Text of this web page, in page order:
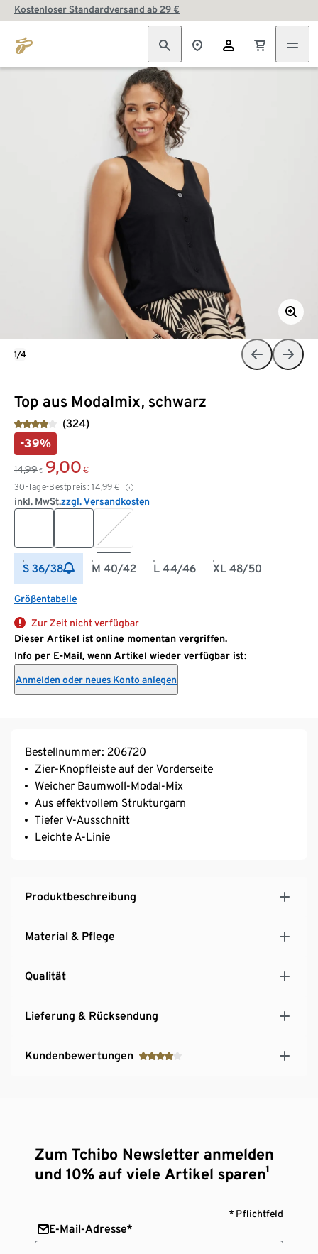
Kostenloser Standardversand ab 29 €
Top aus Modalmix, schwarz
(324)
-39%
14,99 € 9,00 €
30-Tage-Bestpreis: 14,99 €
inkl. MwSt.zzgl. Versandkosten
S 36/38 M 40/42 L 44/46 XL 48/50
Größentabelle
Zur Zeit nicht verfügbar
Dieser Artikel ist online momentan vergriffen.
Info per E-Mail, wenn Artikel wieder verfügbar ist:
Anmelden oder neues Konto anlegen
1/4
Bestellnummer: 206720
Zier-Knopfleiste auf der Vorderseite
Weicher Baumwoll-Modal-Mix
Aus effektvollem Strukturgarn
Tiefer V-Ausschnitt
Leichte A-Linie
Produktbeschreibung
Material & Pflege
Qualität
Lieferung & Rücksendung
Kundenbewertungen
Zum Tchibo Newsletter anmelden
und 10% auf viele Artikel sparen¹
* Pflichtfeld
E-Mail-Adresse*